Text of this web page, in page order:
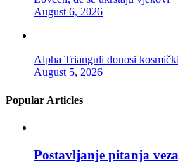
August 6, 2026
Alpha Trianguli donosi
August 5, 2026
Popular Articles
Postavljanje pitanja